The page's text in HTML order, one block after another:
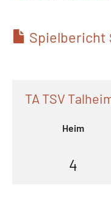
Spielbericht
TA TSV
Heim
4